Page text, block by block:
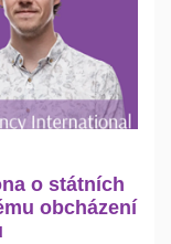
o státních
obcházení